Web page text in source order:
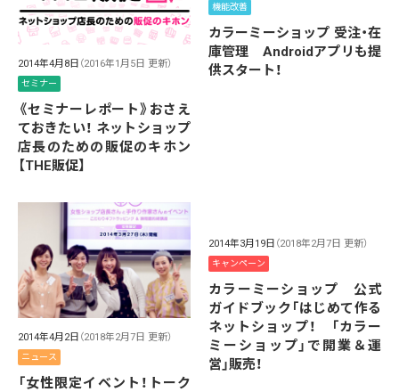
2014年4月8日 （2016年1月5日 更新）
セミナー
《セミナーレポート》おさえ
ておきたい！ ネットショップ
店長のための販促のキホン
【THE販促】
機能改善
カラーミーショップ 受注・在
庫管理 Androidアプリも提
供スタート！
2014年4月2日 （2018年2月7日 更新）
ニュース
「女性限定イベント！トーク
2014年3月19日 （2018年2月7日 更新）
キャンペーン
カラーミーショップ 公式
ガイドブック「はじめて作る
ネットショップ！ 「カラー
ミーショップ」で開業＆運
営」販売！